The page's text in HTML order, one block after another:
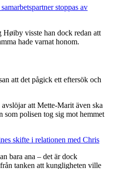
stoppas av
visste han dock redan att
hade varnat honom.
att det pågick ett eftersök och
att Mette-Marit även ska
som polisen tog sig mot hemmet
skifte i relationen med Chris
bara ana – det är dock
tanken att kungligheten ville